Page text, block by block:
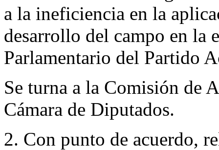
a la ineficiencia en la
desarrollo del campo en la
Parlamentario del Partido
Se turna a la Comisión de
Cámara de Diputados.
2. Con punto de acuerdo,